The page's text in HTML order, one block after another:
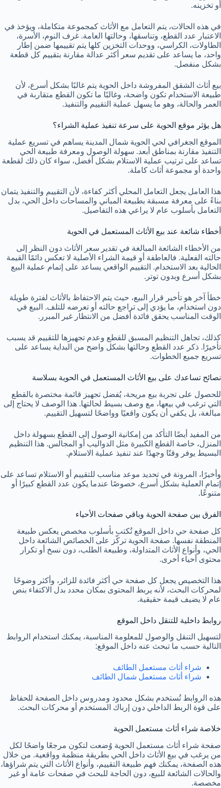
أو تخزينه.
في هذه الحالات، يتم التعامل مع الأثاث كمجموعة متكاملة، ويؤخذ في
الاعتبار عدد القطع، وتناسقها، وحالتها العامة. غرف النوم، الأسرة،
الطاولات، الكراسي، ووحدات التخزين كلها يتم تقييمها ضمن إطار
واحد، ما يساعد على تقديم سعر أكثر عدالة مقارنة بتقييم كل قطعة
بشكل منفصل.
بيع أثاث الشقق المفروشة داخل الحوية يتم غالبًا بشكل أسرع، لأن
طبيعة الاستخدام تكون واضحة، وغالبًا ما تكون القطع متقاربة في
العمر والحالة، وهو ما يسهل عملية التقييم والتنفيذ.
هل يؤثر موقع الحوية على سرعة تنفيذ عملية الشراء؟
الموقع الجغرافي لحي الحوية شمال المدينة يساهم في تسريع عملية
التنفيذ مقارنة بمناطق أبعد. سهولة الوصول ومعرفة طبيعة الحي
تساعد على ترتيب عملية الاستلام بشكل أفضل، سواء كان ذلك لقطعة
واحدة أو مجموعة أثاث كاملة.
هذا العامل يجعل التعامل المحلي أكثر كفاءة، لأن التقييم والتنفيذ يتمان
بناءً على معرفة مسبقة بطبيعة المباني والمساحات داخل الحي، بدل
التعامل بأسلوب عام لا يراعي هذه التفاصيل.
أخطاء شائعة عند بيع الأثاث المستعمل في الحوية
من الأخطاء الشائعة المبالغة في تقدير سعر الأثاث دون النظر إلى
حالته الفعلية. فالعاطفة أو قيمة الشراء الأصلية لا تعكس دائمًا القيمة
الحالية بعد الاستخدام. التقييم الواقعي يساعد على إتمام عملية البيع
بشكل أسرع وبدون توتر.
خطأ آخر هو تأخير قرار البيع، حيث يتم الاحتفاظ بالأثاث لفترة طويلة
دون استخدام، ما يؤدي إلى تراجع حالته أو تعرضه للتلف. البيع في
الوقت المناسب يحقق فائدة أفضل من الانتظار غير المبرر.
كذلك، تجاهل التنظيم المسبق للقطع وعدم تجهيزها للتقييم قد يسبب
تأخيرًا. ذكر عدد القطع وحالتها بشكل واضح من البداية يساعد على
تسريع جميع الخطوات.
نصائح تساعدك على بيع الأثاث المستعمل في الحوية بسلاسة
للحصول على تجربة بيع مريحة، يُفضل تجهيز قائمة مختصرة بالقطع
التي ترغب في بيعها، مع وصف بسيط لحالتها. هذا الوصف لا يحتاج إلى
مبالغة، بل يكفي أن يكون واقعيًا وواضحًا لتسهيل التقييم.
من المفيد أيضًا التأكد من إمكانية الوصول إلى القطع بسهولة داخل
المنزل، خاصة القطع الكبيرة مثل الدواليب أو المجالس. هذا التنظيم
البسيط يوفر وقتًا وجهدًا عند تنفيذ عملية الاستلام.
وأخيرًا، المرونة في تحديد موعد مناسب للتقييم أو الاستلام تساعد على
إتمام العملية بشكل أسرع، خصوصًا عندما يكون عدد القطع كبيرًا أو
متنوعًا.
الفرق بين صفحة الحوية وباقي صفحات الأحياء
كل صفحة حي داخل الموقع تُكتب بأسلوب مخصص يعكس طبيعة
المنطقة نفسها. صفحة الحوية تركّز على الخصائص الشائعة داخل
الحي، وأنواع الأثاث المتداولة، وطبيعة الطلب، دون نسخ أو تكرار
محتوى أحياء أخرى.
هذا التخصيص يجعل كل صفحة حي أكثر فائدة للزائر، وأكثر وضوحًا
لمحركات البحث، لأنه يربط المحتوى بمكان محدد بدل الاكتفاء بنص
عام لا يضيف قيمة حقيقية.
روابط داخلية للتنقل داخل الموقع
لتسهيل التنقل والوصول للمعلومة المناسبة، يمكنك استخدام الروابط
التالية حسب ما تبحث عنه داخل الموقع:
شراء أثاث مستعمل الطائف
شراء أثاث مستعمل شمال الطائف
هذه الروابط تُستخدم بشكل محدود ومدروس داخل الصفحة للحفاظ
على قوة الربط الداخلي دون إرباك المستخدم أو محركات البحث.
خلاصة شراء أثاث مستعمل الحوية
صفحة شراء أثاث مستعمل الحوية وُضعت لتكون مرجعًا واضحًا لكل
من يرغب في بيع الأثاث داخل الحي بطريقة منظمة وواقعية. من خلال
هذه الصفحة، يمكنك فهم طبيعة التقييم، وأنواع الأثاث التي يتم شراؤها،
والحالات الشائعة للبيع، دون الحاجة للبحث في صفحات عامة أو غير
مخصصة.